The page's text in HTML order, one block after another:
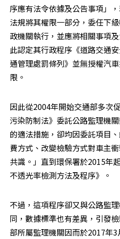
序應有法令依據及公告事項」
法規將其權限一部分，委任下
政機關執行，並應將相關事項
此認定其行政程序《道路交通
通管理處罰條列》並無授權汽
限。
因此從2004年開始交通部多次
污染防制法》委託公路監理機
的適法措施，卻均因委託項目
費方式、改變檢驗方式對車主
共識。」直到環保署於2015年
不透光率檢測方法及程序》。
不過，這項程序卻又與公路監
同，數據標準也有差異，引發
部所屬監理機關因而於2017年